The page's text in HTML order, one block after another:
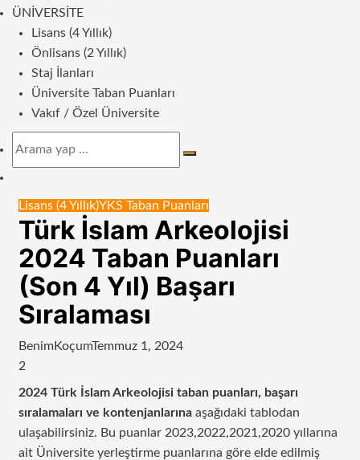
ÜNIVERSITE
Lisans (4 Yıllık)
Önlisans (2 Yıllık)
Staj İlanları
Üniversite Taban Puanları
Vakıf / Özel Üniversite
Arama
görünümü
değiştir
Lisans (4 Yıllık)YKS Taban Puanları
Türk İslam Arkeolojisi
2024 Taban Puanları
(Son 4 Yıl) Başarı
Sıralaması
BenimKoçumTemmuz 1, 2024
2
2024 Türk İslam Arkeolojisi taban puanları, başarı
sıralamaları ve kontenjanlarına aşağıdaki tablodan
ulaşabilirsiniz. Bu puanlar 2023,2022,2021,2020 yıllarına
ait Üniversite yerleştirme puanlarına göre elde edilmiş